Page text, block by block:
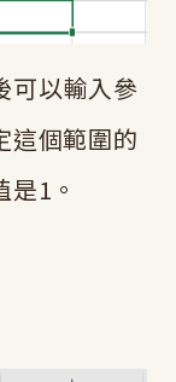
可以輸入參
這個範圍的
1。